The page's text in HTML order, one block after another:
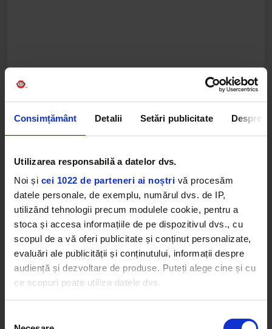
Consimțământ Detalii Setări publicitate Despre
Utilizarea responsabilă a datelor dvs.
Noi și cei 1022 de parteneri ai noștri vă procesăm
datele personale, de exemplu, numărul dvs. de IP,
utilizând tehnologii precum modulele cookie, pentru a
stoca și accesa informațiile de pe dispozitivul dvs., cu
scopul de a vă oferi publicitate și conținut personalizate,
evaluări ale publicității și conținutului, informații despre
audiență și dezvoltare de produse. Puteți alege cine și cu
ce scopuri poate utiliza datele dvs.